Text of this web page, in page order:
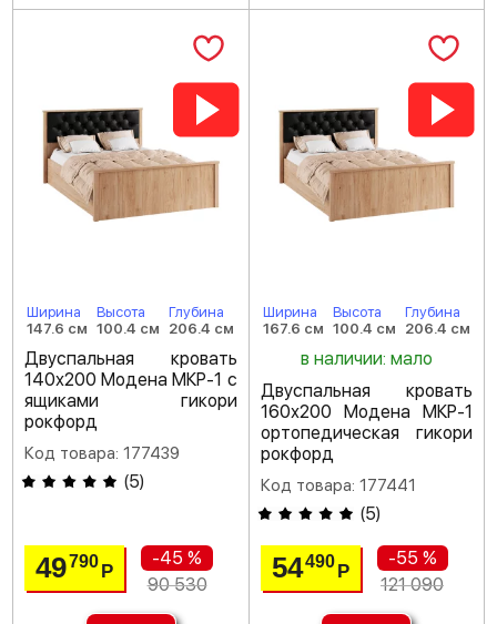
Ширина
147.6 см
Высота
100.4 см
Глубина
206.4 см
Двуспальная кровать
140х200 Модена МКР-1 с
ящиками гикори
рокфорд
Код товара: 177439
(5)
49790Р
-45 %
90 530
Ширина
167.6 см
Высота
100.4 см
Глубина
206.4 см
в наличии: мало
Двуспальная кровать
160х200 Модена МКР-1
ортопедическая гикори
рокфорд
Код товара: 177441
(5)
54490 Р
-55 %
121 090